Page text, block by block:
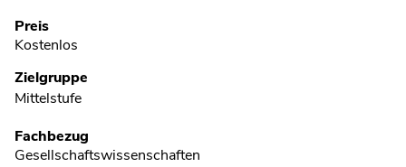
Preis
Kostenlos
Zielgruppe
Mittelstufe
Fachbezug
Gesellschaftswissenschaften